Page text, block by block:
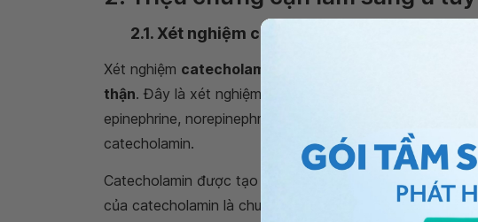
2.1. Xét nghiệm catecholamin trong chẩn
Xét nghiệm catecholamin trong nước tiểu là là xét
thận. Đây là xét nghiệm nhằm đo và đánh giá nồng độ
epinephrine, norepinephrine, metanephrine và dopamine.
catecholamin.
Catecholamin được tạo ra từ các mô thần kinh, điển
của catecholamin là chuẩn bị trạng thái tâm lý tốt cho